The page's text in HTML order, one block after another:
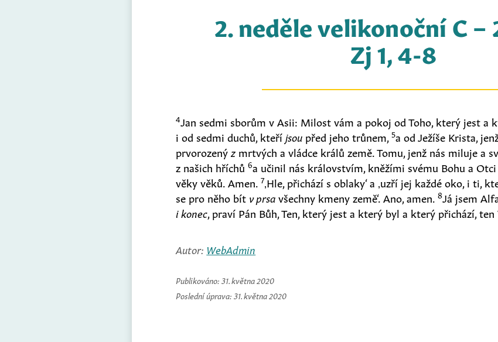
2. neděle velikonoční C –
Zj 1, 4-8
4Jan sedmi sborům v Asii: Milost vám a pokoj od Toho, který jest a
i od sedmi duchů, kteří jsou před jeho trůnem,5a od Ježíše Krista,
prvorozený z mrtvých a vládce králů země. Tomu, jenž nás miluje a
z našich hříchů6a učinil nás královstvím, kněžími svému Bohu a
věky věků. Amen.7 ‚Hle, přichází s oblaky‘ a ‚uzří jej každé oko, i ti,
se pro něho bít v prsavšechny kmeny země‘. Ano, amen.8Já jsem
i konec, praví Pán Bůh, Ten, který jest a který byl a který přichází, ten
Autor: WebAdmin
Publikováno: 31. května 2020
Poslední úprava: 31. května 2020